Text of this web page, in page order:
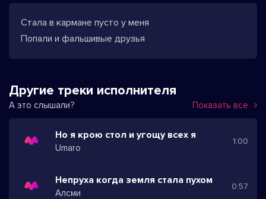
Стала в кармане пусто у меня
Попали и фальшивые друзья
Другие треки исполнителя
А это слышали? Показать все
Но я крою стол и угощу всех я
Umaro
1:00
Непруха когда земля стала пухом
Алсми
0:57